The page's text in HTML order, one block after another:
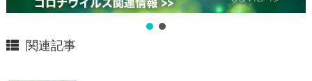
関連記事